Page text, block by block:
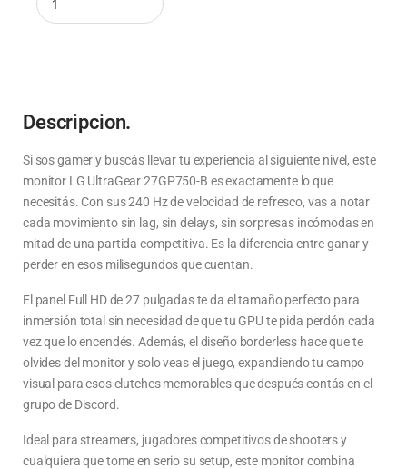
Descripcion.
Si sos gamer y buscás llevar tu experiencia al siguiente nivel, este
monitor LG UltraGear 27GP750-B es exactamente lo que
necesitás. Con sus 240 Hz de velocidad de refresco, vas a notar
cada movimiento sin lag, sin delays, sin sorpresas incómodas en
mitad de una partida competitiva. Es la diferencia entre ganar y
perder en esos milisegundos que cuentan.
El panel Full HD de 27 pulgadas te da el tamaño perfecto para
inmersión total sin necesidad de que tu GPU te pida perdón cada
vez que lo encendés. Además, el diseño borderless hace que te
olvides del monitor y solo veas el juego, expandiendo tu campo
visual para esos clutches memorables que después contás en el
grupo de Discord.
Ideal para streamers, jugadores competitivos de shooters y
cualquiera que tome en serio su setup, este monitor combina